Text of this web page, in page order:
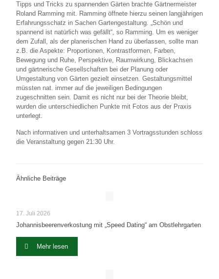
Tipps und Tricks zu spannenden Gärten brachte Gärtnermeister
Roland Ramming mit. Ramming öffnete hierzu seinen langjährigen
Erfahrungsschatz in Sachen Gartengestaltung. „Schön und
spannend ist natürlich was gefällt“, so Ramming. Um es weniger
dem Zufall, als der planerischen Hand zu überlassen, sollte man
z.B. die Aspekte: Proportionen, Kontrastformen, Farben,
Bewegung und Ruhe, Perspektive, Raumwirkung, Blickachsen
und gärtnerische Gesellschaften bei der Planung oder
Umgestaltung von Gärten gezielt einsetzen. Gestaltungsmittel
müssten nat. immer auf die jeweiligen Bedingungen
zugeschnitten sein. Damit es nicht nur bei der Theorie bleibt,
wurden die unterschiedlichen Punkte mit Fotos aus der Praxis
unterlegt.
Nach informativen und unterhaltsamen 3 Vortragsstunden schloss
die Veranstaltung gegen 21:30 Uhr.
Ähnliche Beiträge
17. Juli 2026
Johannisbeerenverkostung mit „Speed Dating“ am Obstlehrgarten
Mehr lesen